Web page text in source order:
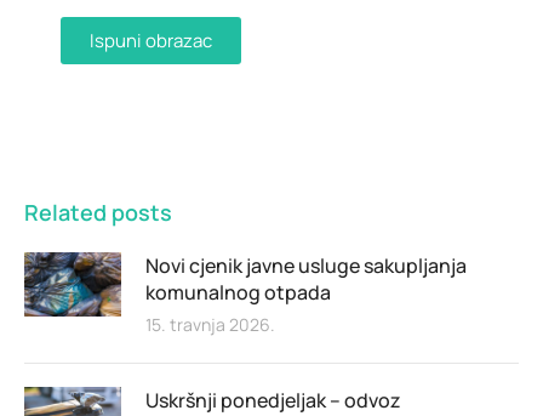
Ispuni obrazac
Related posts
Novi cjenik javne usluge sakupljanja
komunalnog otpada
15. travnja 2026.
Uskršnji ponedjeljak – odvoz